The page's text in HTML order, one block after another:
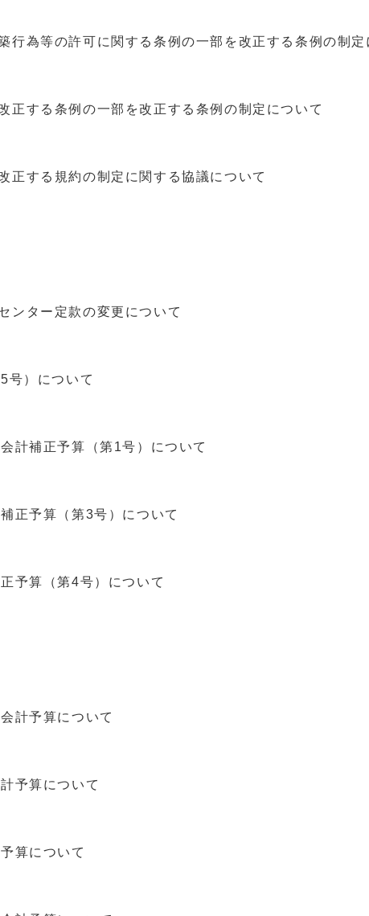
為等の許可に関する条例の一部を改正する条例の制定
する条例の一部を改正する条例の制定について
する規約の制定に関する協議について
ンター定款の変更について
号）について
計補正予算（第1号）について
正予算（第3号）について
予算（第4号）について
計予算について
予算について
算について